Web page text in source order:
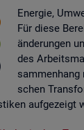
En­er­gie,
Für diese
än­de­run­gen
des
schen
auf­ge­zeigt